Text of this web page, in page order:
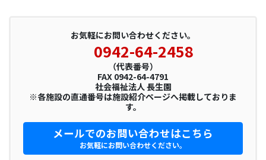
お気軽にお問い合わせください。
0942-64-2458
（代表番号）
FAX 0942-64-4791
社会福祉法人 長生園
※各施設の直通番号は施設紹介ページへ掲載しておりま
す。
メールでのお問い合わせはこちら
お気軽にお問い合わせください。